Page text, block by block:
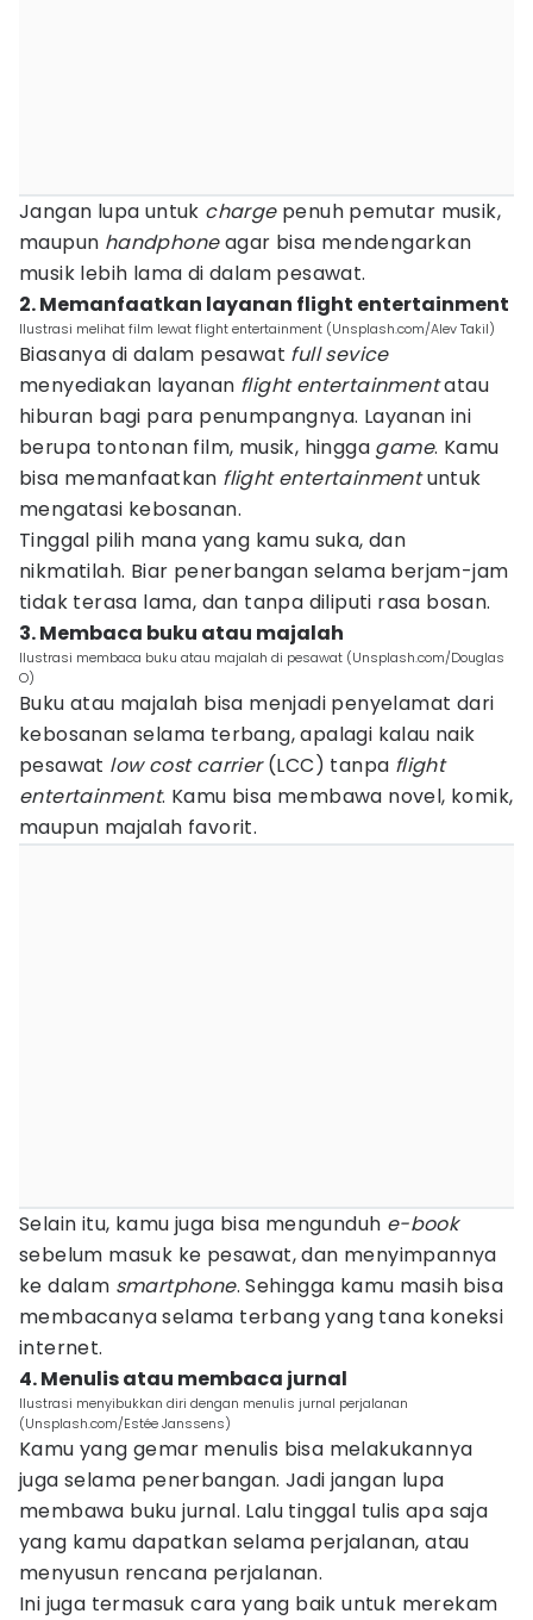
Jangan lupa untuk chargepenuh pemutar musik,
maupun handphoneagar bisa mendengarkan
musik lebih lama di dalam pesawat.
2. Memanfaatkan layanan flight entertainment
Ilustrasi melihat film lewat flight entertainment (Unsplash.com/Alev Takil)
Biasanya di dalam pesawat full sevice
menyediakan layanan flight entertainmentatau
hiburan bagi para penumpangnya. Layanan ini
berupa tontonan film, musik, hingga game. Kamu
bisa memanfaatkan flight entertainmentuntuk
mengatasi kebosanan.
Tinggal pilih mana yang kamu suka, dan
nikmatilah. Biar penerbangan selama berjam-jam
tidak terasa lama, dan tanpa diliputi rasa bosan.
3. Membaca buku atau majalah
Ilustrasi membaca buku atau majalah di pesawat (Unsplash.com/Douglas
O)
Buku atau majalah bisa menjadi penyelamat dari
kebosanan selama terbang, apalagi kalau naik
pesawat low cost carrier(LCC) tanpa flight
entertainment. Kamu bisa membawa novel, komik,
maupun majalah favorit.
Selain itu, kamu juga bisa mengunduh e-book
sebelum masuk ke pesawat, dan menyimpannya
ke dalam smartphone. Sehingga kamu masih bisa
membacanya selama terbang yang tana koneksi
internet.
4. Menulis atau membaca jurnal
Ilustrasi menyibukkan diri dengan menulis jurnal perjalanan
(Unsplash.com/Estée Janssens)
Kamu yang gemar menulis bisa melakukannya
juga selama penerbangan. Jadi jangan lupa
membawa buku jurnal. Lalu tinggal tulis apa saja
yang kamu dapatkan selama perjalanan, atau
menyusun rencana perjalanan.
Ini juga termasuk cara yang baik untuk merekam